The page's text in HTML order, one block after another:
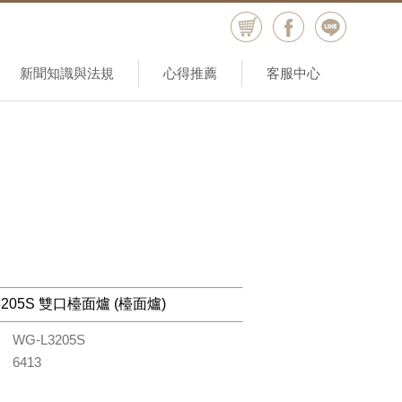
新聞知識與法規 心得推薦 客服中心
雙口檯面爐 (檯面爐)
WG-L3205S
6413